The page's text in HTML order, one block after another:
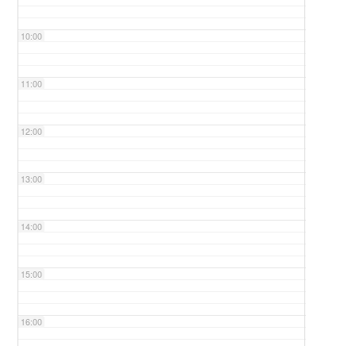
10:00
11:00
12:00
13:00
14:00
15:00
16:00